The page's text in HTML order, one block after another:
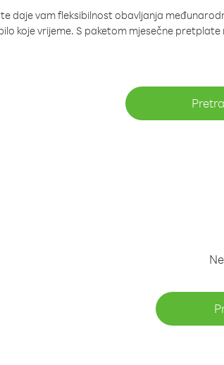
daje vam fleksibilnost obavljanja
koje vrijeme. S paketom mjesečne